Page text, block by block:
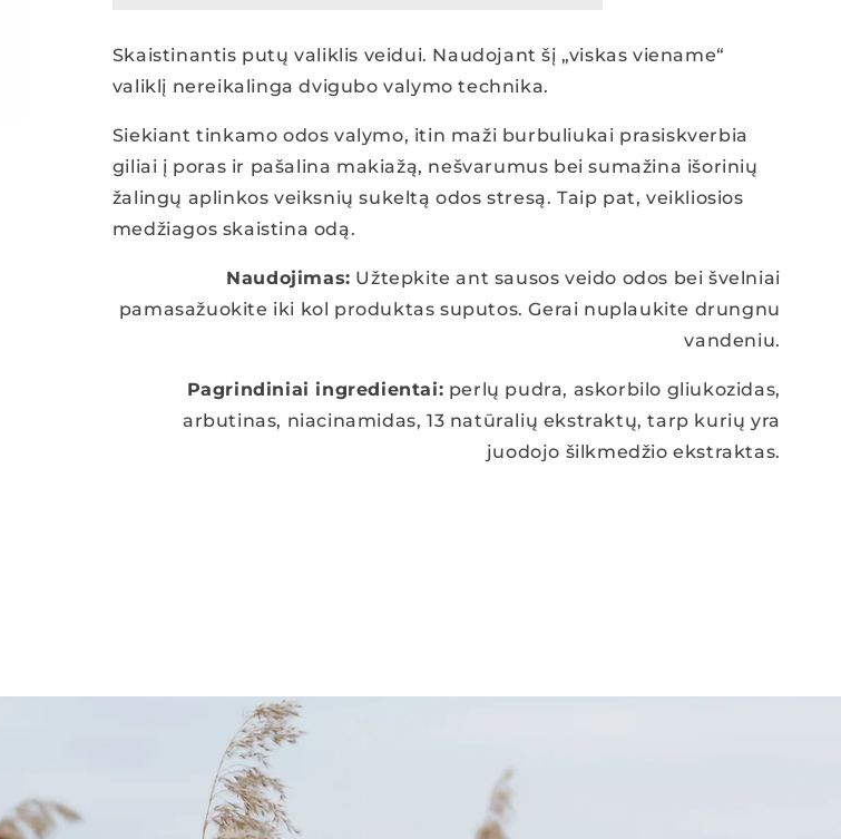
kiekį
kiekį
Skaistinantis putų valiklis veidui. Naudojant šį „viskas viename“
valiklį nereikalinga dvigubo valymo technika.
Siekiant tinkamo odos valymo, itin maži burbuliukai prasiskverbia
giliai į poras ir pašalina makiažą, nešvarumus bei sumažina išorinių
žalingų aplinkos veiksnių sukeltą odos stresą. Taip pat, veikliosios
medžiagos skaistina odą.
Naudojimas: Užtepkite ant sausos veido odos bei švelniai
pamasažuokite iki kol produktas suputos. Gerai nuplaukite drungnu
vandeniu.
Pagrindiniai ingredientai: perlų pudra, askorbilo gliukozidas,
arbutinas, niacinamidas, 13 natūralių ekstraktų, tarp kurių yra
juodojo šilkmedžio ekstraktas.